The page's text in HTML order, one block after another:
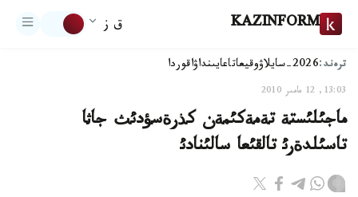
KAZINFORM ق ز
ترەند:2026-سايلاۋ وقيعاتاعايىنداۋاقوردا
13:03, 12 مامىر 2010
ماجئلئستة تةمةكئمةن كذرةسؤدئث جاثا
تاسئلدةرئ تالقئعا سالئنادئ